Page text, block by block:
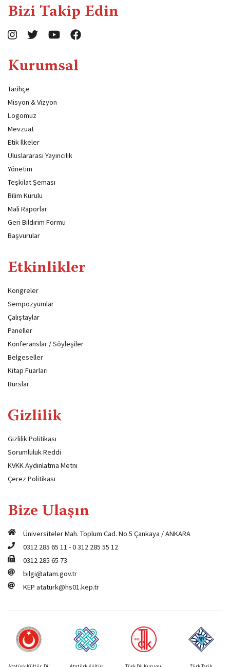
Bizi Takip Edin
Kurumsal
Tarihçe
Misyon & Vizyon
Logomuz
Mevzuat
Etik İlkeler
Uluslararası Yayıncılık
Yönetim
Teşkilat Şeması
Bilim Kurulu
Mali Raporlar
Geri Bildirim Formu
Başvurular
Etkinlikler
Kongreler
Sempozyumlar
Çalıştaylar
Paneller
Konferanslar / Söyleşiler
Belgeseller
Kitap Fuarları
Burslar
Gizlilik
Gizlilik Politikası
Sorumluluk Reddi
KVKK Aydınlatma Metni
Çerez Politikası
Bize Ulaşın
Üniversiteler Mah. Toplum Cad. No.5 Çankaya / ANKARA
0312 285 65 11 -0 312 285 55 12
0312 285 65 73
bilgi@atam.gov.tr
KEP ataturk@hs01.kep.tr